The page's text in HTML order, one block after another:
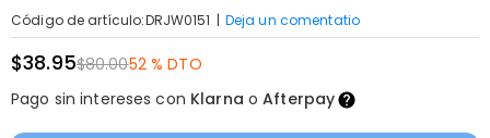
Código de artículo:DRJW0151 | Deja un comentatio
$38.95$80.0052 % DTO
Pago sin intereses con Klarna oAfterpay